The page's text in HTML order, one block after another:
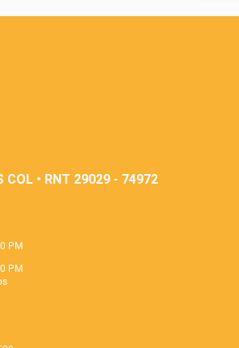
COL • RNT 29029 - 74972
PM
PM